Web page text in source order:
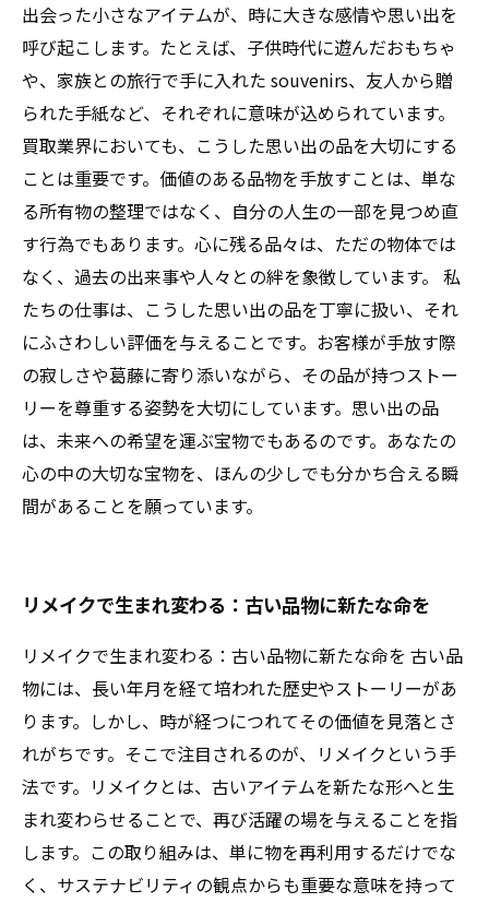
出会った小さなアイテムが、時に大きな感情や思い出を
呼び起こします。たとえば、子供時代に遊んだおもちゃ
や、家族との旅行で手に入れた souvenirs、友人から贈
られた手紙など、それぞれに意味が込められています。
買取業界においても、こうした思い出の品を大切にする
ことは重要です。価値のある品物を手放すことは、単な
る所有物の整理ではなく、自分の人生の一部を見つめ直
す行為でもあります。心に残る品々は、ただの物体では
なく、過去の出来事や人々との絆を象徴しています。 私
たちの仕事は、こうした思い出の品を丁寧に扱い、それ
にふさわしい評価を与えることです。お客様が手放す際
の寂しさや葛藤に寄り添いながら、その品が持つストー
リーを尊重する姿勢を大切にしています。思い出の品
は、未来への希望を運ぶ宝物でもあるのです。あなたの
心の中の大切な宝物を、ほんの少しでも分かち合える瞬
間があることを願っています。
リメイクで生まれ変わる：古い品物に新たな命を
リメイクで生まれ変わる：古い品物に新たな命を 古い品
物には、長い年月を経て培われた歴史やストーリーがあ
ります。しかし、時が経つにつれてその価値を見落とさ
れがちです。そこで注目されるのが、リメイクという手
法です。リメイクとは、古いアイテムを新たな形へと生
まれ変わらせることで、再び活躍の場を与えることを指
します。この取り組みは、単に物を再利用するだけでな
く、サステナビリティの観点からも重要な意味を持って